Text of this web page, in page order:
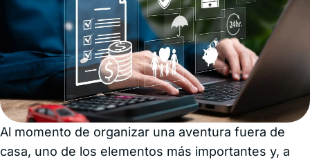
Al momento de organizar una aventura fuera de
casa, uno de los elementos más importantes y, a